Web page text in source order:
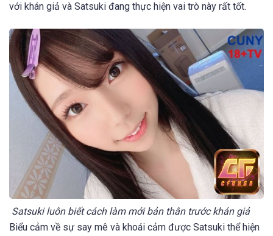
với khán giả và Satsuki đang thực hiện vai trò này rất tốt.
Satsuki luôn biết cách làm mới bản thân trước khán giả
Biểu cảm về sự say mê và khoái cảm được Satsuki thể hiện